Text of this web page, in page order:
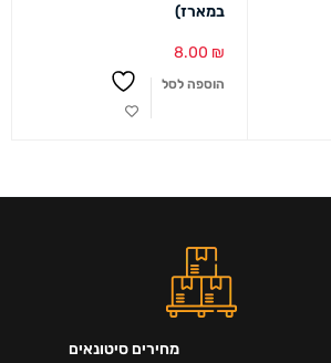
במארז)
8.00 ₪
הוספה לסל
מחירים סיטונאים